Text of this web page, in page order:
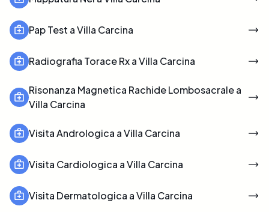
Pap Test a Villa Carcina
Radiografia Torace Rx a Villa Carcina
Risonanza Magnetica Rachide Lombosacrale a
Villa Carcina
Visita Andrologica a Villa Carcina
Visita Cardiologica a Villa Carcina
Visita Dermatologica a Villa Carcina